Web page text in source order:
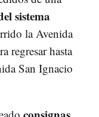
sistema
la Avenida
regresar hasta
San Ignacio